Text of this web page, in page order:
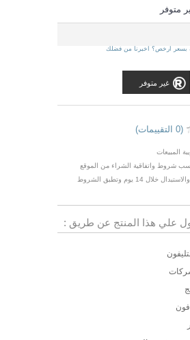
متوفر
بسعر ارخص؟ اخبرنا من فضلك
غير متوفر
(0 التقييمات)
المبيعات
شروط واتفاقية الشراء من الموقع
> يمكن الاسترجاع والاستبدال خلال 14 يوم وتطبق الشروط
علي هذا المنتج عن طريق :